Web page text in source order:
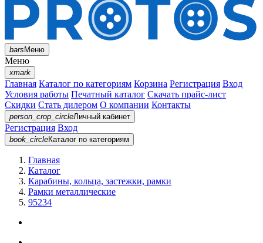
barsМеню
Меню
xmark
Главная Каталог по категориям Корзина Регистрация Вход
Условия работы Печатный каталог Скачать прайс-лист
Скидки Стать дилером О компании Контакты
person_crop_circleЛичный кабинет
Регистрация Вход
book_circleКаталог по категориям
Главная
Каталог
Карабины, кольца, застежки, рамки
Рамки металлические
95234